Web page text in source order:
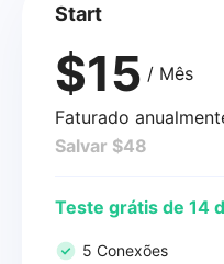
Start
$15 / Mês
Faturado
Salvar $48
Teste grátis de 14
5 Conexões